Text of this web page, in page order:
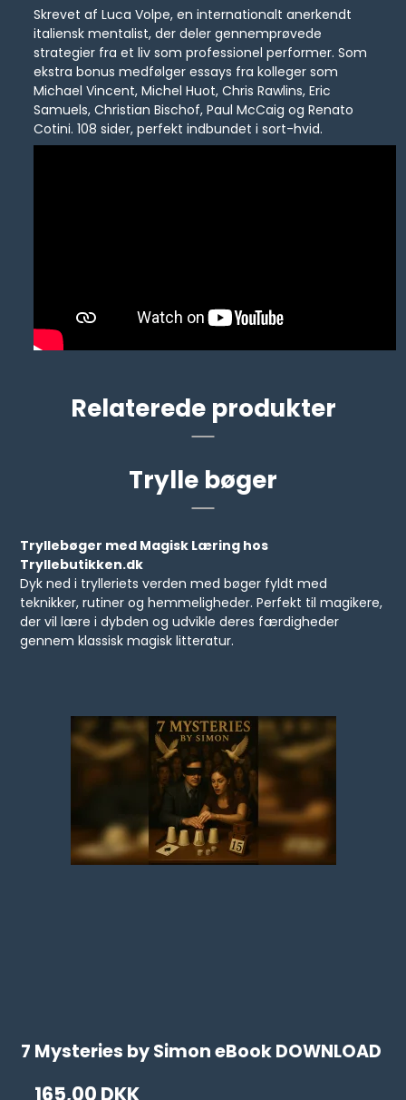
Skrevet af Luca Volpe, en internationalt anerkendt
italiensk mentalist, der deler gennemprøvede
strategier fra et liv som professionel performer. Som
ekstra bonus medfølger essays fra kolleger som
Michael Vincent, Michel Huot, Chris Rawlins, Eric
Samuels, Christian Bischof, Paul McCaig og Renato
Cotini. 108 sider, perfekt indbundet i sort-hvid.
Relaterede produkter
Trylle bøger
Tryllebøger med Magisk Læring hos
Tryllebutikken.dk
Dyk ned i trylleriets verden med bøger fyldt med
teknikker, rutiner og hemmeligheder. Perfekt til magikere,
der vil lære i dybden og udvikle deres færdigheder
gennem klassisk magisk litteratur.
7 Mysteries by Simon eBook DOWNLOAD
165,00 DKK